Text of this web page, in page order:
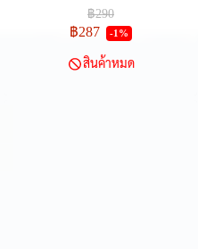
ต่อระหว่างเมนบอร์ดและหน้าจอ LCD
รองรับแล็ปท็อป ASUS Vivobook
หลายรุ่น สายเคเบิลมีประเภทการ
เชื่อมต่อ EDP 30 pin และรองรับ
฿290
฿287 -1%
สินค้าหมด